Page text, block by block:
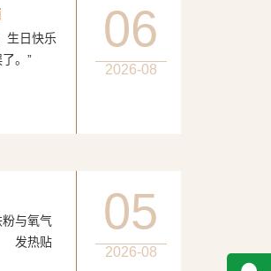
日快乐
误了。”
06
2026-08
与氧气
发热贴
05
2026-08